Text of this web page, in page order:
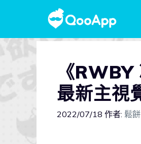
《
最新主視
2022/07/18 作者: 鬆餅